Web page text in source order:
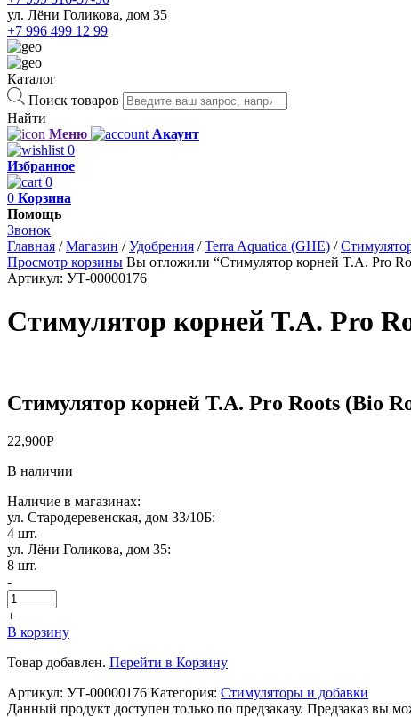
ул. Лёни Голикова, дом 35
+7 996 499 12 99
Каталог
Поиск товаров
Найти
Меню
Акаунт
0
Избранное
0
0 Корзина
Помощь
Звонок
Главная /Магазин /Удобрения /Terra Aquatica (GHE) /
Просмотр корзины Вы отложили “Стимулятор корней T.A. Pro
Артикул: УТ-00000176
Стимулятор корней T.A. Pro
Стимулятор корней T.A. Pro Roots (Bio
22,900Р
В наличии
Наличие в магазинах:
ул. Стародеревенская, дом 33/10Б:
4 шт.
ул. Лёни Голикова, дом 35:
8 шт.
-
+
В корзину
Товар добавлен. Перейти в Корзину
Артикул: УТ-00000176 Категория: Стимуляторы и добавки
Данный продукт доступен только по предзаказу. Предзаказ вы